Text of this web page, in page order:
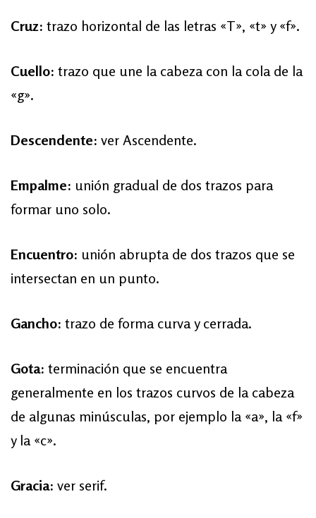
Cruz: trazo horizontal de las letras «T», «t» y «f».
Cuello: trazo que une la cabeza con la cola de la
«g».
Descendente: ver Ascendente.
Empalme: unión gradual de dos trazos para
formar uno solo.
Encuentro: unión abrupta de dos trazos que se
intersectan en un punto.
Gancho: trazo de forma curva y cerrada.
Gota: terminación que se encuentra
generalmente en los trazos curvos de la cabeza
de algunas minúsculas, por ejemplo la «a», la «f»
y la «c».
Gracia: ver serif.